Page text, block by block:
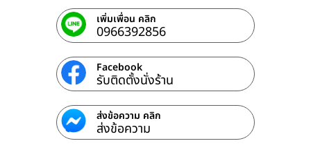
เพิ่มเพื่อน คลิก
0966392856
Facebook
รับติดตั้งนั่งร้าน
ส่งข้อความ คลิก
ส่งข้อความ